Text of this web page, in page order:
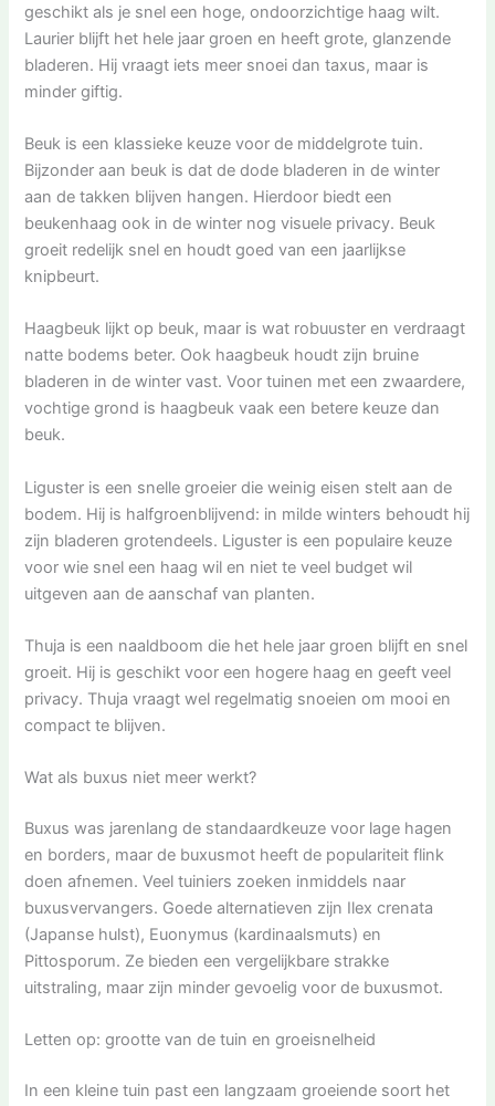
geschikt als je snel een hoge, ondoorzichtige haag wilt.
Laurier blijft het hele jaar groen en heeft grote, glanzende
bladeren. Hij vraagt iets meer snoei dan taxus, maar is
minder giftig.
Beuk is een klassieke keuze voor de middelgrote tuin.
Bijzonder aan beuk is dat de dode bladeren in de winter
aan de takken blijven hangen. Hierdoor biedt een
beukenhaag ook in de winter nog visuele privacy. Beuk
groeit redelijk snel en houdt goed van een jaarlijkse
knipbeurt.
Haagbeuk lijkt op beuk, maar is wat robuuster en verdraagt
natte bodems beter. Ook haagbeuk houdt zijn bruine
bladeren in de winter vast. Voor tuinen met een zwaardere,
vochtige grond is haagbeuk vaak een betere keuze dan
beuk.
Liguster is een snelle groeier die weinig eisen stelt aan de
bodem. Hij is halfgroenblijvend: in milde winters behoudt hij
zijn bladeren grotendeels. Liguster is een populaire keuze
voor wie snel een haag wil en niet te veel budget wil
uitgeven aan de aanschaf van planten.
Thuja is een naaldboom die het hele jaar groen blijft en snel
groeit. Hij is geschikt voor een hogere haag en geeft veel
privacy. Thuja vraagt wel regelmatig snoeien om mooi en
compact te blijven.
Wat als buxus niet meer werkt?
Buxus was jarenlang de standaardkeuze voor lage hagen
en borders, maar de buxusmot heeft de populariteit flink
doen afnemen. Veel tuiniers zoeken inmiddels naar
buxusvervangers. Goede alternatieven zijn Ilex crenata
(Japanse hulst), Euonymus (kardinaalsmuts) en
Pittosporum. Ze bieden een vergelijkbare strakke
uitstraling, maar zijn minder gevoelig voor de buxusmot.
Letten op: grootte van de tuin en groeisnelheid
In een kleine tuin past een langzaam groeiende soort het